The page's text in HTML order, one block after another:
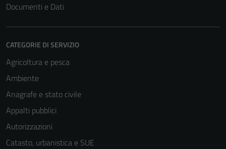
Documenti e Dati
CATEGORIE DI SERVIZIO
Agricoltura e pesca
Ambiente
Anagrafe e stato civile
Appalti pubblici
Autorizzazioni
Catasto, urbanistica e SUE
essere